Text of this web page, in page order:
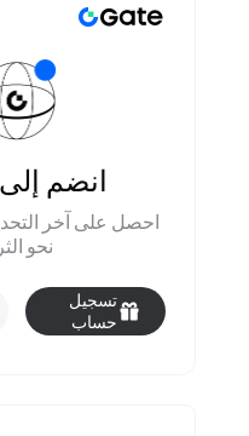
انضم إلى Gate
احصل على آخر
نحو
تسجيل
حساب